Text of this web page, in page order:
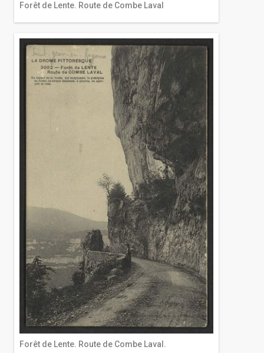
Forêt de Lente. Route de Combe Laval
Forêt de Lente. Route de Combe Laval.